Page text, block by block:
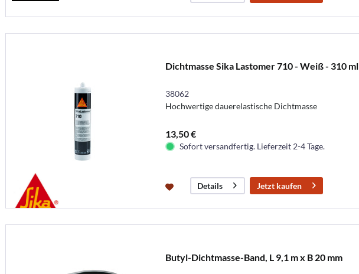
Dichtmasse Sika Lastomer 710 - Weiß - 310 ml
38062
Hochwertige dauerelastische Dichtmasse
13,50 €
Sofort versandfertig. Lieferzeit 2-4 Tage.
Details Jetzt kaufen
Butyl-Dichtmasse-Band, L 9,1 m x B 20 mm